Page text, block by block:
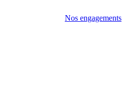
Nos engagements